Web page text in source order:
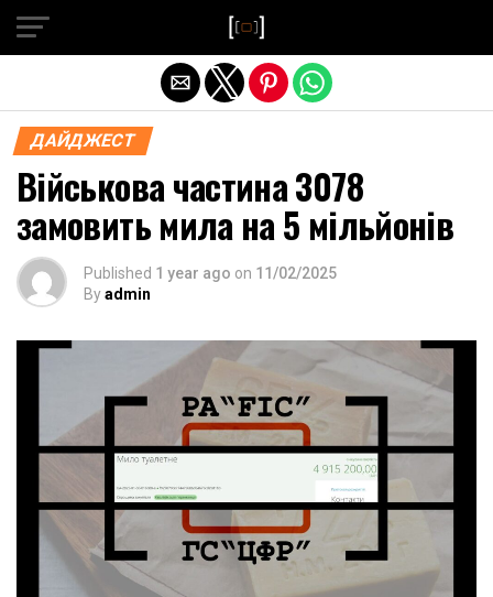
ДАЙДЖЕСТ
Військова частина 3078
замовить мила на 5 мільйонів
Published 1 year ago on 11/02/2025
Byadmin
Exit mobile version